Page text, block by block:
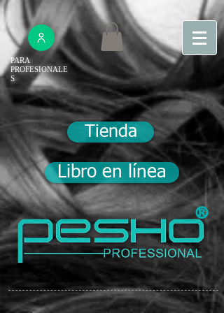
PARA
PROFESIONALE
S
Tienda
Libro en línea
®